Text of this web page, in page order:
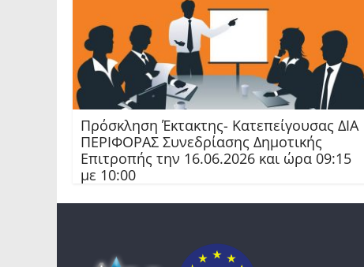
Πρόσκληση Έκτακτης- Κατεπείγουσας ΔΙΑ
ΠΕΡΙΦΟΡΑΣ Συνεδρίασης Δημοτικής
Επιτροπής την 16.06.2026 και ώρα 09:15
με 10:00